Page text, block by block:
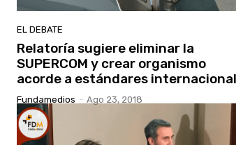
EL DEBATE
Relatoría sugiere eliminar la
SUPERCOM y crear organismo
acorde a estándares
Fundamedios - Ago 23, 2018